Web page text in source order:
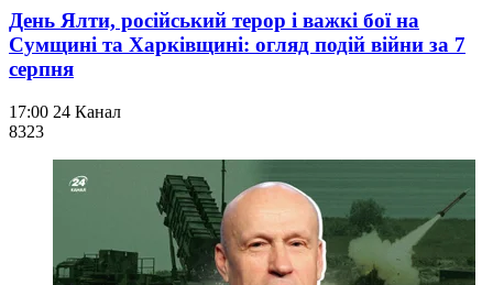
День Ялти, російський терор і важкі бої на
Сумщині та Харківщині: огляд подій війни за 7
серпня
17:00 24 Канал
8323